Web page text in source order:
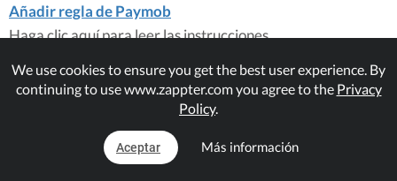
Añadir regla de Paymob
Haga clic aquí para leer las instrucciones.
Plugins de correspondencia
We use cookies to ensure you get the best user experience. By
continuing to use www.zappter.com you agree to the Privacy
Policy.
Aceptar Más información